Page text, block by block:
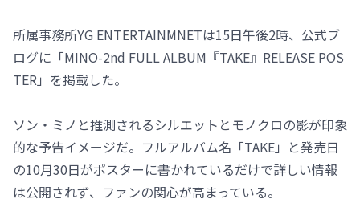
所属事務所YG ENTERTAINMNETは15日午後2時、公式ブ
ログに「MINO-2nd FULL ALBUM『TAKE』RELEASE POS
TER」を掲載した。
ソン・ミノと推測されるシルエットとモノクロの影が印象
的な予告イメージだ。フルアルバム名「TAKE」と発売日
の10月30日がポスターに書かれているだけで詳しい情報
は公開されず、ファンの関心が高まっている。